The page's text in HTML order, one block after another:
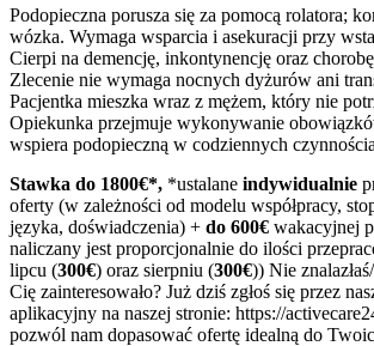
Podopieczna porusza się za pomocą rolatora;
wózka. Wymaga wsparcia i asekuracji przy
Cierpi na demencję, inkontynencję oraz
Zlecenie nie wymaga nocnych dyżurów ani
Pacjentka mieszka wraz z mężem, który nie
Opiekunka przejmuje wykonywanie
wspiera podopieczną w codziennych
Stawka do 1800€*, *ustalane indywidualnie
oferty (w zależności od modelu współpracy,
języka, doświadczenia) + do 600€ wakacyjnej
naliczany jest proporcjonalnie do ilości
lipcu (300€) oraz sierpniu (300€)) Nie
Cię zainteresowało? Już dziś zgłoś się przez
aplikacyjny na naszej stronie: https://
pozwól nam dopasować ofertę idealną do